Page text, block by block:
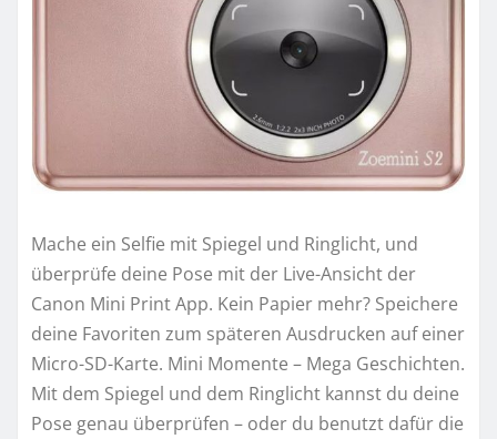
Mache ein Selfie mit Spiegel und Ringlicht, und
überprüfe deine Pose mit der Live-Ansicht der
Canon Mini Print App. Kein Papier mehr? Speichere
deine Favoriten zum späteren Ausdrucken auf einer
Micro-SD-Karte. Mini Momente – Mega Geschichten.
Mit dem Spiegel und dem Ringlicht kannst du deine
Pose genau überprüfen – oder du benutzt dafür die